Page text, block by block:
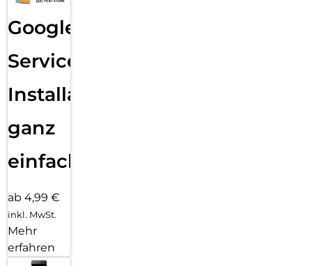
Google
Services
Installation
ganz
einfach
ab 4,99 €
inkl. MwSt.
Mehr
erfahren